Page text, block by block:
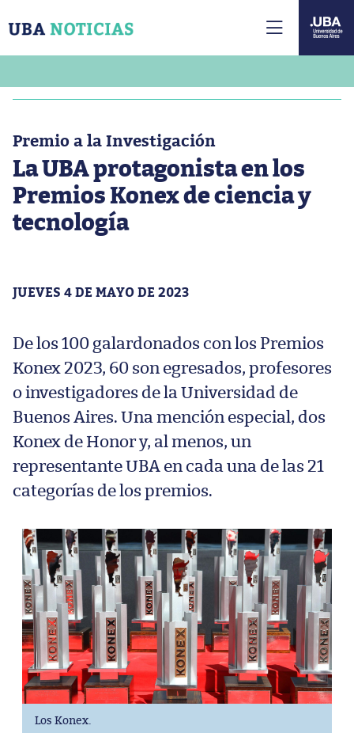
Premio a la Investigación
La UBA protagonista en los
Premios Konex de ciencia y
tecnología
JUEVES 4 DE MAYO DE 2023
De los 100 galardonados con los Premios
Konex 2023, 60 son egresados, profesores
o investigadores de la Universidad de
Buenos Aires. Una mención especial, dos
Konex de Honor y, al menos, un
representante UBA en cada una de las 21
categorías de los premios.
Los Konex.